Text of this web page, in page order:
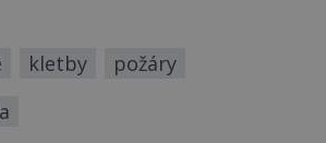
kletby požáry